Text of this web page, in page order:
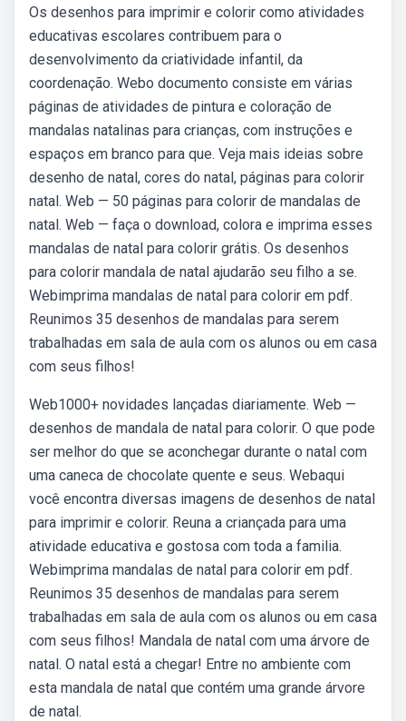
Os desenhos para imprimir e colorir como atividades
educativas escolares contribuem para o
desenvolvimento da criatividade infantil, da
coordenação. Webo documento consiste em várias
páginas de atividades de pintura e coloração de
mandalas natalinas para crianças, com instruções e
espaços em branco para que. Veja mais ideias sobre
desenho de natal, cores do natal, páginas para colorir
natal. Web — 50 páginas para colorir de mandalas de
natal. Web — faça o download, colora e imprima esses
mandalas de natal para colorir grátis. Os desenhos
para colorir mandala de natal ajudarão seu filho a se.
Webimprima mandalas de natal para colorir em pdf.
Reunimos 35 desenhos de mandalas para serem
trabalhadas em sala de aula com os alunos ou em casa
com seus filhos!
Web1000+ novidades lançadas diariamente. Web —
desenhos de mandala de natal para colorir. O que pode
ser melhor do que se aconchegar durante o natal com
uma caneca de chocolate quente e seus. Webaqui
você encontra diversas imagens de desenhos de natal
para imprimir e colorir. Reuna a criançada para uma
atividade educativa e gostosa com toda a familia.
Webimprima mandalas de natal para colorir em pdf.
Reunimos 35 desenhos de mandalas para serem
trabalhadas em sala de aula com os alunos ou em casa
com seus filhos! Mandala de natal com uma árvore de
natal. O natal está a chegar! Entre no ambiente com
esta mandala de natal que contém uma grande árvore
de natal.